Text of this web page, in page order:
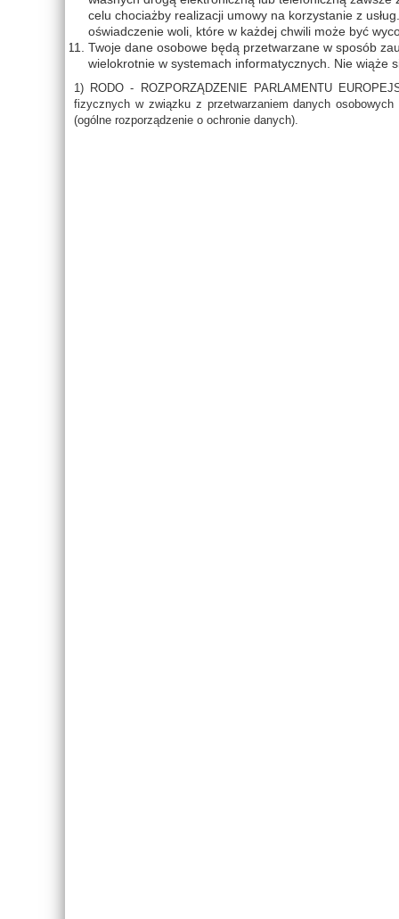
celu chociażby realizacji umowy na korzystanie z
oświadczenie woli, które w każdej chwili może być
Twoje dane osobowe będą przetwarzane w sposób
wielokrotnie w systemach informatycznych. Nie wiąże
1) RODO - ROZPORZĄDZENIE PARLAMENTU
fizycznych w związku z przetwarzaniem danych
(ogólne rozporządzenie o ochronie danych).